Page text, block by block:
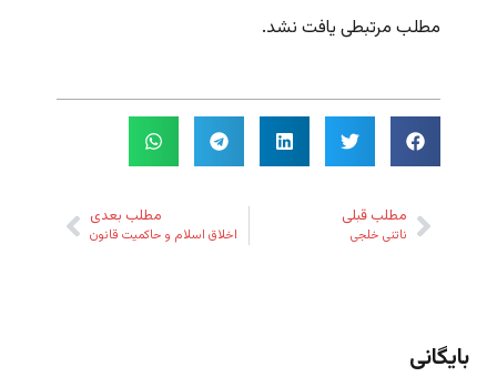
مطلب مرتبطی یافت نشد.
مطلب قبلی
ناتنی خلجی
مطلب بعدی
اخلاق اسلام و حاکمیت قانون
بایگانی